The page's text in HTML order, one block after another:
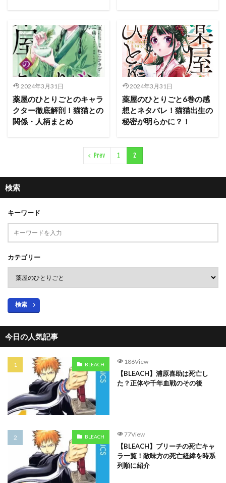
2024年3月31日
薬屋のひとりごとのキャラ
クター徹底解剖！猫猫との
関係・人柄まとめ
2024年3月31日
薬屋のひとりごと6巻の感
想とネタバレ！猫猫出生の
秘密が明らかに？！
Prev 1 2
検索
キーワード
カテゴリー
検索
今日の人気記事
BLEACH 186View
【BLEACH】浦原喜助は死亡し
た？正体や千年血戦のその後
BLEACH 77View
【BLEACH】ブリーチの死亡キャ
ラ一覧！敵味方の死亡経緯を時系
列順に紹介